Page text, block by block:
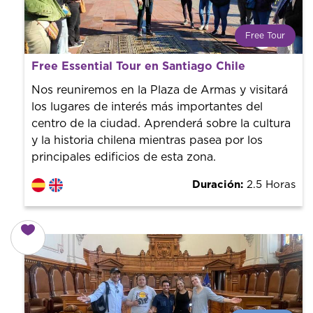
Free Tour
¿Qué es un FREE TOUR?
Tendencia mundial en rutas turísticas. Reserva sin coste
con un guía profesional. ¡El precio es libre! Por lo que al
finalizar la experiencia tú le pones el precio.
Free Essential Tour en Santiago Chile
Nos reuniremos en la Plaza de Armas y visitará
los lugares de interés más importantes del
centro de la ciudad. Aprenderá sobre la cultura
y la historia chilena mientras pasea por los
principales edificios de esta zona.
Duración: 2.5 Horas